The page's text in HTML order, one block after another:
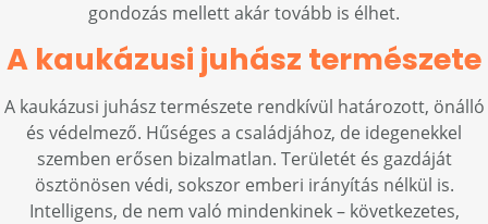
gondozás mellett akár tovább is élhet.
A kaukázusi juhász természete
A kaukázusi juhász természete rendkívül határozott, önálló
és védelmező. Hűséges a családjához, de idegenekkel
szemben erősen bizalmatlan. Területét és gazdáját
ösztönösen védi, sokszor emberi irányítás nélkül is.
Intelligens, de nem való mindenkinek – következetes,